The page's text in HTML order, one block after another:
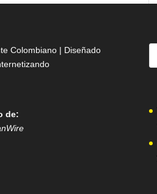
Colombiano | Diseñado
de: